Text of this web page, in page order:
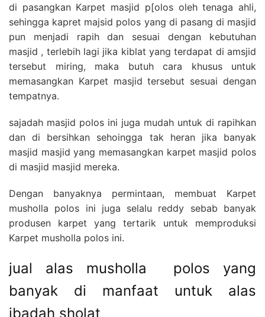
di pasangkan Karpet masjid p[olos oleh tenaga ahli,
sehingga kapret majsid polos yang di pasang di masjid
pun menjadi rapih dan sesuai dengan kebutuhan
masjid , terlebih lagi jika kiblat yang terdapat di amsjid
tersebut miring, maka butuh cara khusus untuk
memasangkan Karpet masjid tersebut sesuai dengan
tempatnya.
sajadah masjid polos ini juga mudah untuk di rapihkan
dan di bersihkan sehoingga tak heran jika banyak
masjid masjid yang memasangkan karpet masjid polos
di masjid masjid mereka.
Dengan banyaknya permintaan, membuat Karpet
musholla polos ini juga selalu reddy sebab banyak
produsen karpet yang tertarik untuk memproduksi
Karpet musholla polos ini.
jual alas musholla polos yang
banyak di manfaat untuk alas
ibadah sholat